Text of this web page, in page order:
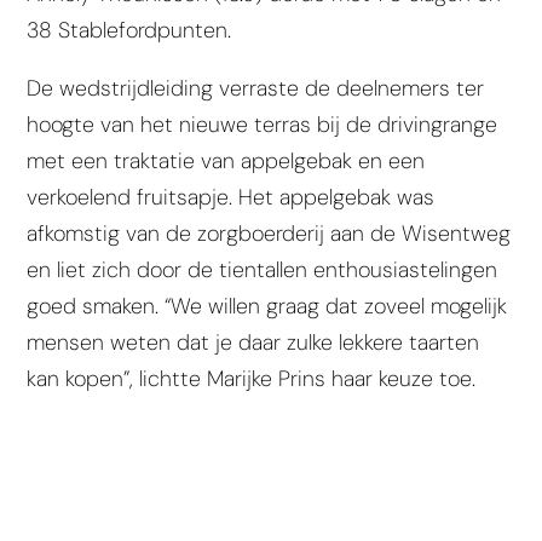
38 Stablefordpunten.
De wedstrijdleiding verraste de deelnemers ter
hoogte van het nieuwe terras bij de drivingrange
met een traktatie van appelgebak en een
verkoelend fruitsapje. Het appelgebak was
afkomstig van de zorgboerderij aan de Wisentweg
en liet zich door de tientallen enthousiastelingen
goed smaken. “We willen graag dat zoveel mogelijk
mensen weten dat je daar zulke lekkere taarten
kan kopen”, lichtte Marijke Prins haar keuze toe.